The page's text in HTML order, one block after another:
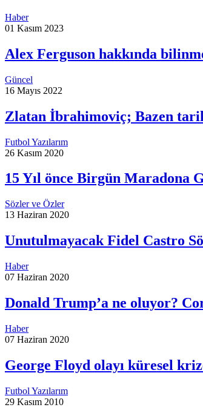
Haber
01 Kasım 2023
Alex Ferguson hakkında
Güncel
16 Mayıs 2022
Zlatan İbrahimoviç; Bazen
Futbol Yazılarım
26 Kasım 2020
15 Yıl önce Birgün Maradona
Sözler ve Özler
13 Haziran 2020
Unutulmayacak Fidel Castro
Haber
07 Haziran 2020
Donald Trump’a ne oluyor?
Haber
07 Haziran 2020
George Floyd olayı küresel
Futbol Yazılarım
29 Kasım 2010